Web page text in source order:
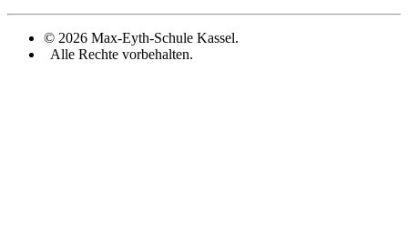
© 2026 Max-Eyth-Schule Kassel.
Alle Rechte vorbehalten.